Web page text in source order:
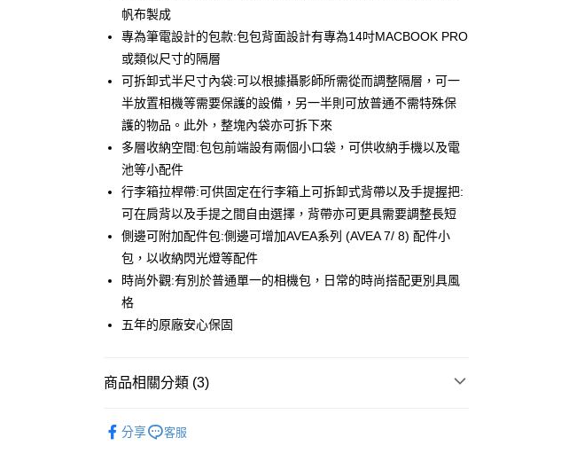
合作金庫商業銀行
華南商業銀行
彰化商業銀行
國泰世華商業銀行
臺灣中小企業銀行
台中商業銀行
匯豐（台灣）商業銀行
華泰商業銀行
聯邦商業銀行
遠東國際商業銀行
元大商業銀行
永豐商業銀行
台新國際商業銀行
台灣樂天信用卡公司
6 期 0 利率 每期
合作金庫商業銀行
第一商業銀行
華南商業銀行
上海商業儲蓄銀行
台北富邦商業銀行
臺灣中小企業銀行
台中商業銀行
匯豐（台灣）商業銀行
華泰商業銀行
聯邦商業銀行
遠東國際商業銀行
元大商業銀行
玉山商業銀行
星展（台灣）商業銀行
台灣樂天信用卡公司
12 期 0 利率 每期NT$1,125 21家銀行
合作金庫商業銀行
華南商業銀行
彰化商業銀行
上海商業儲蓄銀行
台北富邦商業銀行
國泰世華商業銀行
兆豐國際商業銀行
匯豐（台灣）商業銀行
華泰商業銀行
聯邦商業銀行
元大商業銀行
永豐商業銀行
玉山商業銀行
星展（台灣）商業銀行
台新國際商業銀行
中國信託商業銀行
LINE Pay
Apple Pay
街口支付
悠遊付
Google Pay
全支付
全盈+PAY
AFTEE先享後付
相關說明
１．簡單：不需註冊會員、不需綁卡、不需儲值。
宅配
帆布製成
專為筆電設計的包款:包包背面設計有專為14吋MACBOOK PRO
或類似尺寸的隔層
可拆卸式半尺寸內袋:可以根據攝影師所需從而調整隔層，可一
半放置相機等需要保護的設備，另一半則可放普通不需特殊保
護的物品。此外，整塊內袋亦可拆下來
多層收納空間:包包前端設有兩個小口袋，可供收納手機以及電
池等小配件
行李箱拉桿帶:可供固定在行李箱上可拆卸式背帶以及手提握把:
可在肩背以及手提之間自由選擇，背帶亦可更具需要調整長短
側邊可附加配件包:側邊可增加AVEA系列 (AVEA 7/ 8) 配件小
包，以收納閃光燈等配件
時尚外觀:有別於普通單一的相機包，日常的時尚搭配更別具風
格
五年的原廠安心保固
商品相關分類 (3)
分享 客服